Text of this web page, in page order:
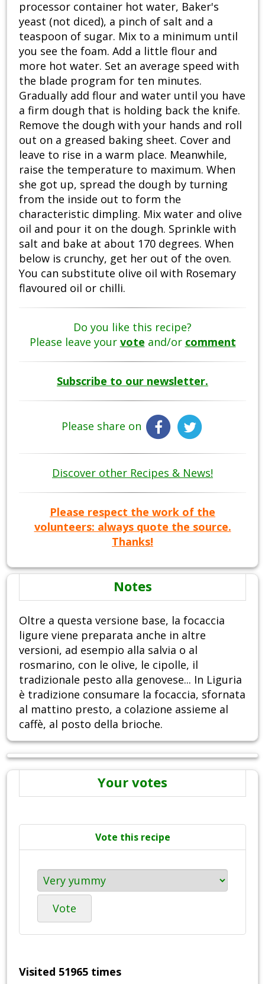
processor container hot water, Baker's
yeast (not diced), a pinch of salt and a
teaspoon of sugar. Mix to a minimum until
you see the foam. Add a little flour and
more hot water. Set an average speed with
the blade program for ten minutes.
Gradually add flour and water until you have
a firm dough that is holding back the knife.
Remove the dough with your hands and roll
out on a greased baking sheet. Cover and
leave to rise in a warm place. Meanwhile,
raise the temperature to maximum. When
she got up, spread the dough by turning
from the inside out to form the
characteristic dimpling. Mix water and olive
oil and pour it on the dough. Sprinkle with
salt and bake at about 170 degrees. When
below is crunchy, get her out of the oven.
You can substitute olive oil with Rosemary
flavoured oil or chilli.
Do you like this recipe?
Please leave your vote and/or comment
Subscribe to our newsletter.
Please share on
Discover other Recipes & News!
Please respect the work of the
volunteers: always quote the source.
Thanks!
Notes
Oltre a questa versione base, la focaccia
ligure viene preparata anche in altre
versioni, ad esempio alla salvia o al
rosmarino, con le olive, le cipolle, il
tradizionale pesto alla genovese... In Liguria
è tradizione consumare la focaccia, sfornata
al mattino presto, a colazione assieme al
caffè, al posto della brioche.
Your votes
Vote this recipe
Vote
Visited 51965 times